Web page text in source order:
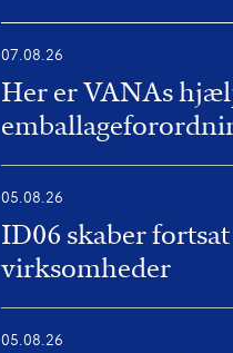
07.08.26
Her er VANAs
05.08.26
ID06 skaber
virksomheder
05.08.26